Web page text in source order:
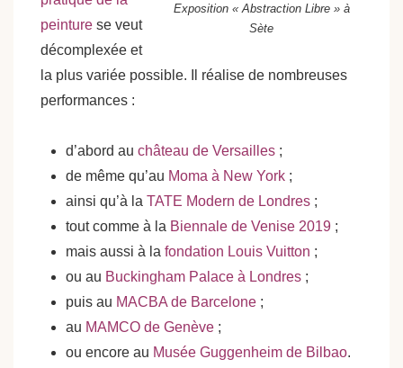
Exposition « Abstraction Libre » à
Sète
peinture se veut
décomplexée et
la plus variée possible. Il réalise de nombreuses
performances :
d’abord au château de Versailles ;
de même qu’au Moma à New York ;
ainsi qu’à la TATE Modern de Londres ;
tout comme à la Biennale de Venise 2019 ;
mais aussi à la fondation Louis Vuitton ;
ou au Buckingham Palace à Londres ;
puis au MACBA de Barcelone ;
au MAMCO de Genève ;
ou encore au Musée Guggenheim de Bilbao.